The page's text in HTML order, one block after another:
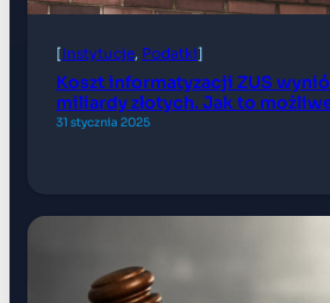
[Instytucje, Podatki]
Koszt informatyzacji ZUS
miliardy złotych. Jak to
31 stycznia 2025